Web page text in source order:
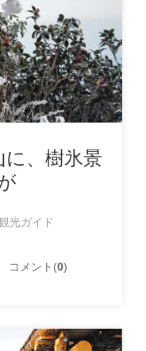
に、樹氷景
光ガイド
コメント(0)